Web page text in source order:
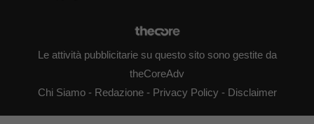
Le attività pubblicitarie su questo sito sono gestite da
theCoreAdv
Chi Siamo- Redazione- Privacy Policy - Disclaimer